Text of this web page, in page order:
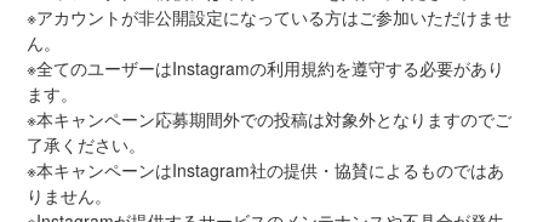
※アカウントが非公開設定になっている方はご参加いただけませ
ん。
※全てのユーザーはInstagramの利用規約を遵守する必要があり
ます。
※本キャンペーン応募期間外での投稿は対象外となりますのでご
了承ください。
※本キャンペーンはInstagram社の提供・協賛によるものではあ
りません。